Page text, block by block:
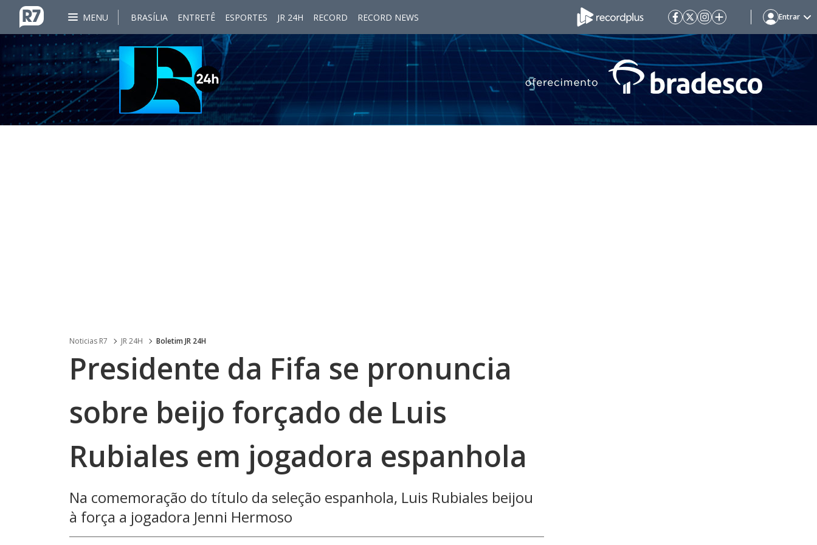
MENU BRASÍLIA ENTRETÊ ESPORTES JR 24H RECORD RECORD NEWS Entrar
Noticias R7 JR 24H Boletim JR 24H
Presidente da Fifa se pronuncia
sobre beijo forçado de Luis
Rubiales em jogadora espanhola
Na comemoração do título da seleção espanhola, Luis Rubiales beijou
à força a jogadora Jenni Hermoso